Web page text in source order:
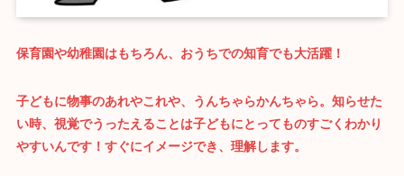
保育園や幼稚園はもちろん、おうちでの知育でも大活躍！
子どもに物事のあれやこれや、うんちゃらかんちゃら。知らせた
い時、視覚でうったえることは子どもにとってものすごくわかり
やすいんです！ すぐにイメージでき、理解します。